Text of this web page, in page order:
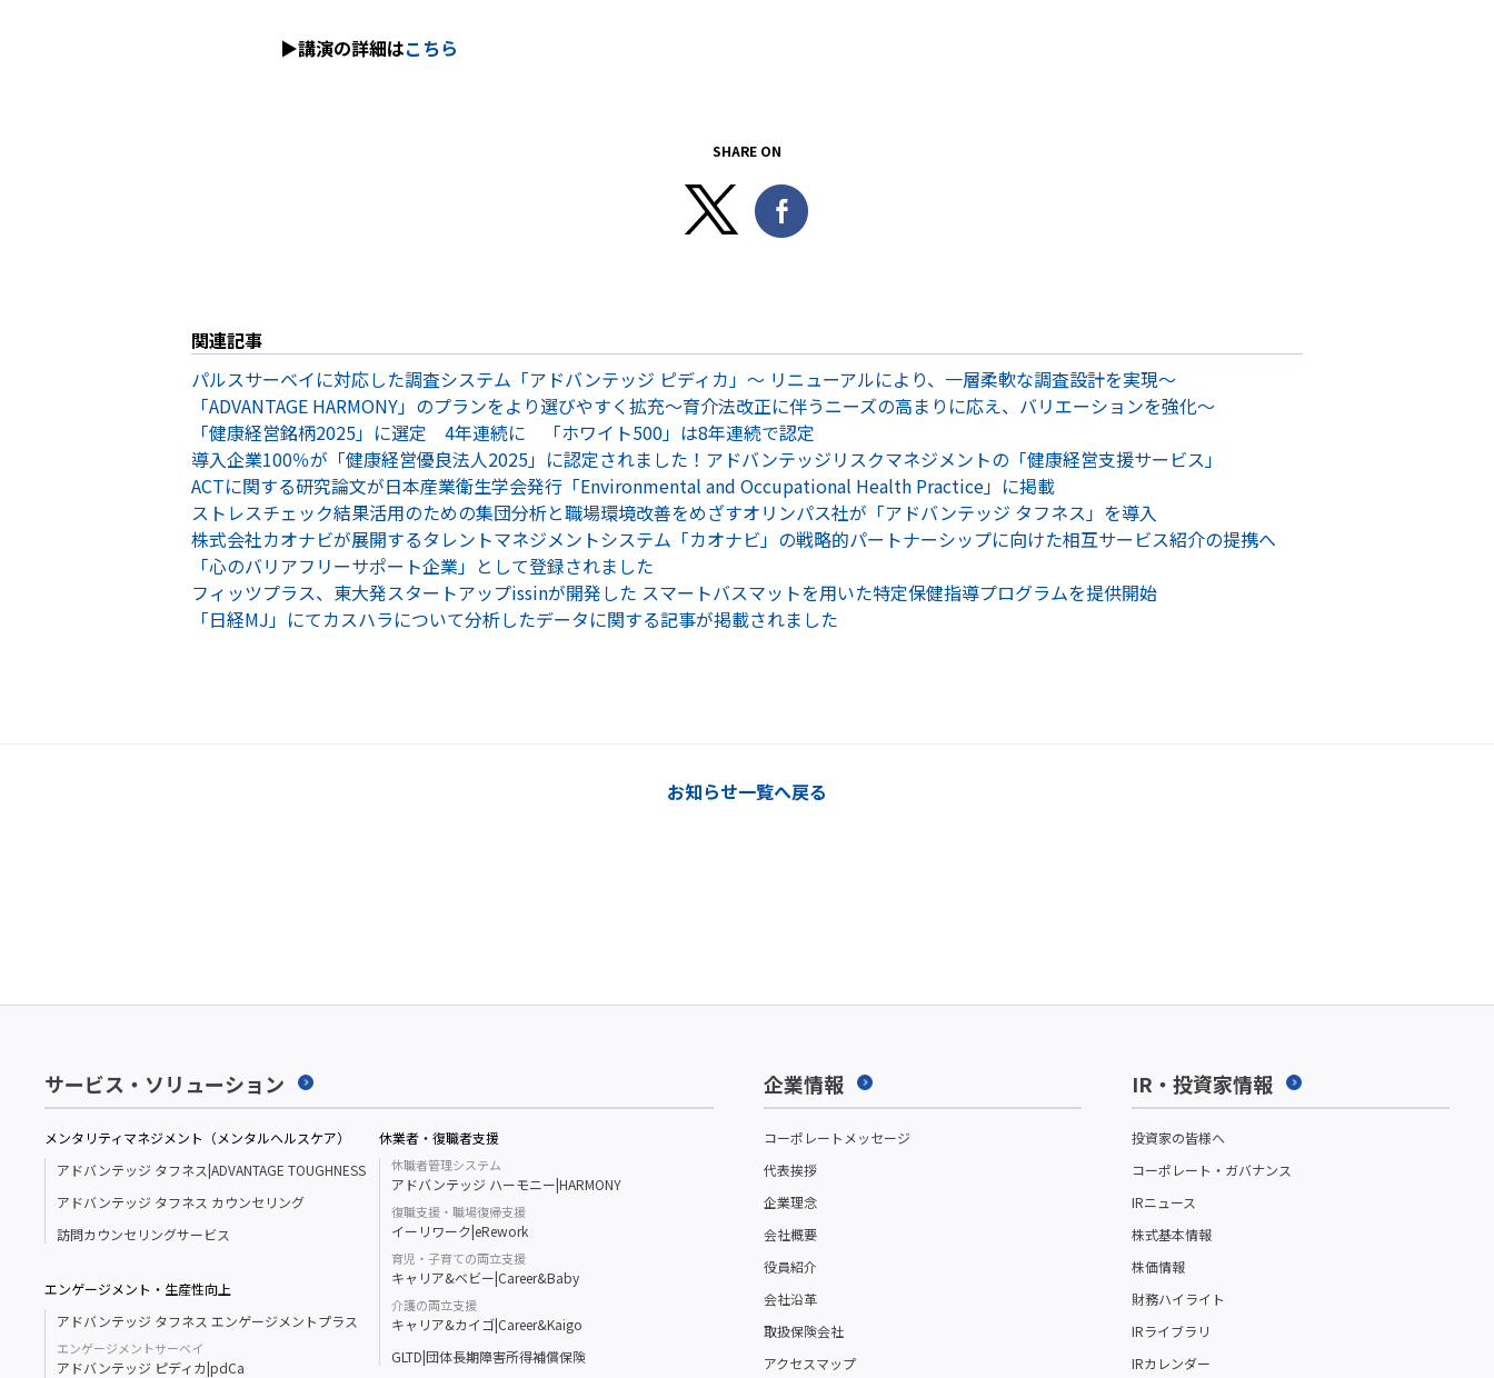
▶講演の詳細はこちら
SHARE ON
関連記事
パルスサーベイに対応した調査システム「アドバンテッジ ピディカ」～ リニューアルにより、一層柔軟な調査設計を実現～
「ADVANTAGE HARMONY」のプランをより選びやすく拡充～育介法改正に伴うニーズの高まりに応え、バリエーションを強化～
「健康経営銘柄2025」に選定 4年連続に 「ホワイト500」は8年連続で認定
導入企業100％が「健康経営優良法人2025」に認定されました！アドバンテッジリスクマネジメントの「健康経営支援サービス」
ACTに関する研究論文が日本産業衛生学会発行「Environmental and Occupational Health Practice」に掲載
ストレスチェック結果活用のための集団分析と職場環境改善をめざすオリンパス社が「アドバンテッジ タフネス」を導入
株式会社カオナビが展開するタレントマネジメントシステム「カオナビ」の戦略的パートナーシップに向けた相互サービス紹介の提携へ
「心のバリアフリーサポート企業」として登録されました
フィッツプラス、東大発スタートアップissinが開発した スマートバスマットを用いた特定保健指導プログラムを提供開始
「日経MJ」にてカスハラについて分析したデータに関する記事が掲載されました
お知らせ一覧へ戻る
サービス・ソリューション
メンタリティマネジメント（メンタルヘルスケア）
アドバンテッジ タフネス|ADVANTAGE TOUGHNESS
アドバンテッジ タフネス カウンセリング
訪問カウンセリングサービス
エンゲージメント・生産性向上
アドバンテッジ タフネス エンゲージメントプラス
エンゲージメントサーベイ
アドバンテッジ ピディカ|pdCa
休業者・復職者支援
休職者管理システム
アドバンテッジ ハーモニー|HARMONY
復職支援・職場復帰支援
イーリワーク|eRework
育児・子育ての両立支援
キャリア&ベビー|Career&Baby
介護の両立支援
キャリア&カイゴ|Career&Kaigo
GLTD|団体長期障害所得補償保険
企業情報
コーポレートメッセージ
代表挨拶
企業理念
会社概要
役員紹介
会社沿革
取扱保険会社
アクセスマップ
IR・投資家情報
投資家の皆様へ
コーポレート・ガバナンス
IRニュース
株式基本情報
株価情報
財務ハイライト
IRライブラリ
IRカレンダー